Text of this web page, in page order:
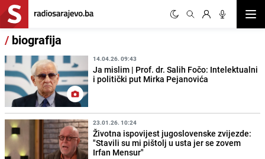
/ biografija
14.04.26. 09:43
Ja mislim | Prof. dr. Salih Fočo: Intelektualni
i politički put Mirka Pejanovića
23.01.26. 10:24
Životna ispovijest jugoslovenske zvijezde:
"Stavili su mi pištolj u usta jer se zovem
Irfan Mensur"